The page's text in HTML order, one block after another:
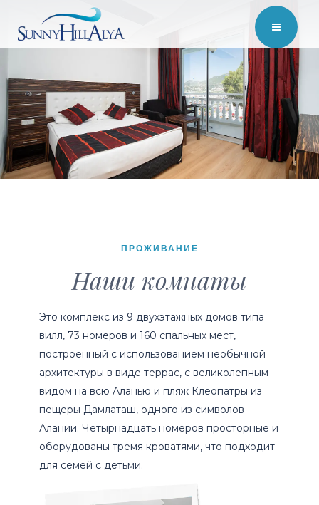
ПРОЖИВАНИЕ
Наши комнаты
Это комплекс из 9 двухэтажных домов типа
вилл, 73 номеров и 160 спальных мест,
построенный с использованием необычной
архитектуры в виде террас, с великолепным
видом на всю Аланью и пляж Клеопатры из
пещеры Дамлаташ, одного из символов
Алании. Четырнадцать номеров просторные и
оборудованы тремя кроватями, что подходит
для семей с детьми.